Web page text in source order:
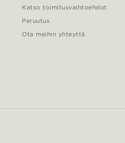
Katso toimitusvaihtoehdot
Peruutus
Ota meihin yhteyttä